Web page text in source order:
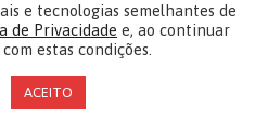
os direitos reservados
e tecnologias semelhantes de
de Privacidade e, ao continuar
estas condições.
ACEITO